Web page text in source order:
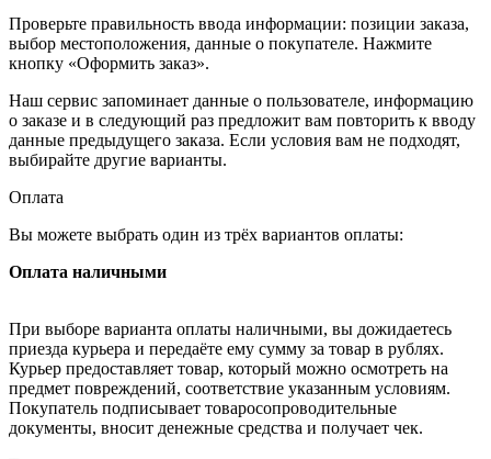
Проверьте правильность ввода информации: позиции заказа,
выбор местоположения, данные о покупателе. Нажмите
кнопку «Оформить заказ».
Наш сервис запоминает данные о пользователе, информацию
о заказе и в следующий раз предложит вам повторить к вводу
данные предыдущего заказа. Если условия вам не подходят,
выбирайте другие варианты.
Оплата
Вы можете выбрать один из трёх вариантов оплаты:
Оплата наличными
При выборе варианта оплаты наличными, вы дожидаетесь
приезда курьера и передаёте ему сумму за товар в рублях.
Курьер предоставляет товар, который можно осмотреть на
предмет повреждений, соответствие указанным условиям.
Покупатель подписывает товаросопроводительные
документы, вносит денежные средства и получает чек.